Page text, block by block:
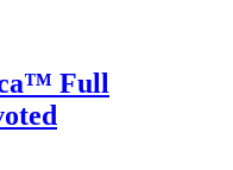
Full